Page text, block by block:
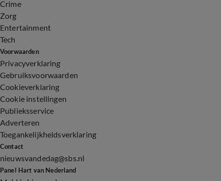
Crime
Zorg
Entertainment
Tech
Voorwaarden
Privacyverklaring
Gebruiksvoorwaarden
Cookieverklaring
Cookie instellingen
Publieksservice
Adverteren
Toegankelijkheidsverklaring
Contact
nieuwsvandedag@sbs.nl
Panel Hart van Nederland